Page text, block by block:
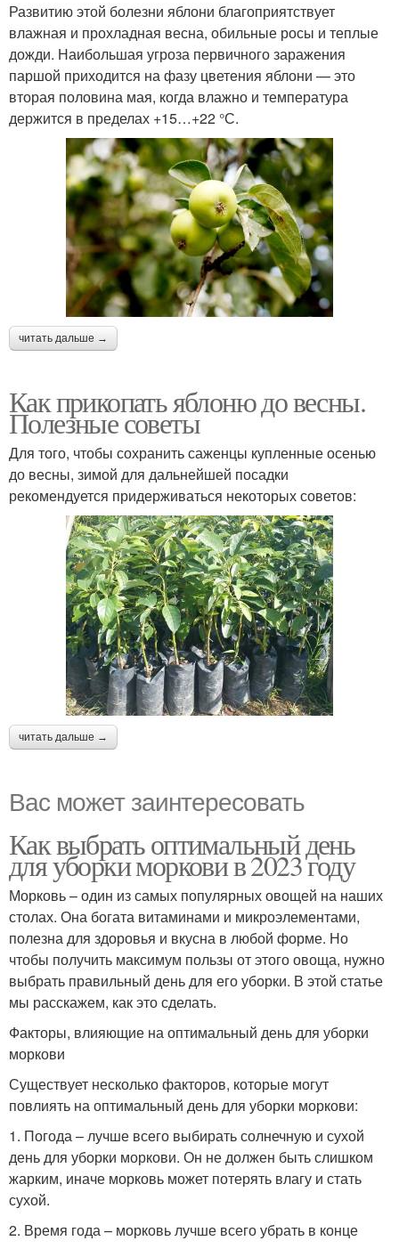
Развитию этой болезни яблони благоприятствует
влажная и прохладная весна, обильные росы и теплые
дожди. Наибольшая угроза первичного заражения
паршой приходится на фазу цветения яблони — это
вторая половина мая, когда влажно и температура
держится в пределах +15…+22 °С.
читать дальше →
Как прикопать яблоню до весны.
Полезные советы
Для того, чтобы сохранить саженцы купленные осенью
до весны, зимой для дальнейшей посадки
рекомендуется придерживаться некоторых советов:
читать дальше →
Вас может заинтересовать
Как выбрать оптимальный день
для уборки моркови в 2023 году
Морковь – один из самых популярных овощей на наших
столах. Она богата витаминами и микроэлементами,
полезна для здоровья и вкусна в любой форме. Но
чтобы получить максимум пользы от этого овоща, нужно
выбрать правильный день для его уборки. В этой статье
мы расскажем, как это сделать.
Факторы, влияющие на оптимальный день для уборки
моркови
Существует несколько факторов, которые могут
повлиять на оптимальный день для уборки моркови:
1. Погода – лучше всего выбирать солнечную и сухой
день для уборки моркови. Он не должен быть слишком
жарким, иначе морковь может потерять влагу и стать
сухой.
2. Время года – морковь лучше всего убрать в конце